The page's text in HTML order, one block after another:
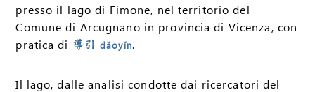
presso il lago di Fimone, nel territorio del
Comune di Arcugnano in provincia di Vicenza, con
pratica di 導引 dǎoyǐn.
Il lago, dalle analisi condotte dai ricercatori del